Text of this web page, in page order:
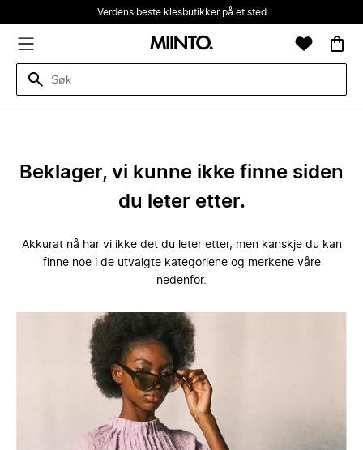
Verdens beste klesbutikker på et sted
Beklager, vi kunne ikke finne siden
du leter etter.
Akkurat nå har vi ikke det du leter etter, men kanskje du kan
finne noe i de utvalgte kategoriene og merkene våre
nedenfor.